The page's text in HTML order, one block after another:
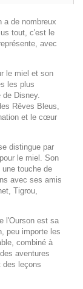
a de nombreux
tout, c'est le
avec
le miel et son
les plus
de Disney.
Rêves Bleus,
et le cœur
distingue par
le miel. Son
touche de
avec ses amis
Tigrou,
l'Ourson est sa
peu importe les
combiné à
aventures
des leçons